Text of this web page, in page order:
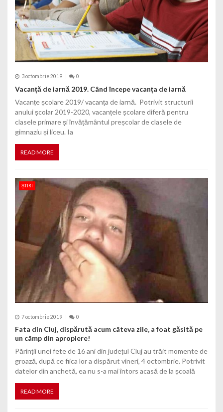
3 octombrie 2019 0
Vacanță de iarnă 2019. Când începe vacanța de iarnă
Vacanțe școlare 2019/ vacanța de iarnă. Potrivit structurii
anului școlar 2019-2020, vacanțele școlare diferă pentru
clasele primare și învățământul preșcolar de clasele de
gimnaziu și liceu. Ia
READ MORE
ȘTIRI
7 octombrie 2019 0
Fata din Cluj, dispărută acum câteva zile, a foat găsită pe
un câmp din apropiere!
Părinții unei fete de 16 ani din județul Cluj au trăit momente de
groază, după ce fiica lor a dispărut vineri, 4 octombrie. Potrivit
datelor din anchetă, ea nu s-a mai întors acasă de la școală
READ MORE